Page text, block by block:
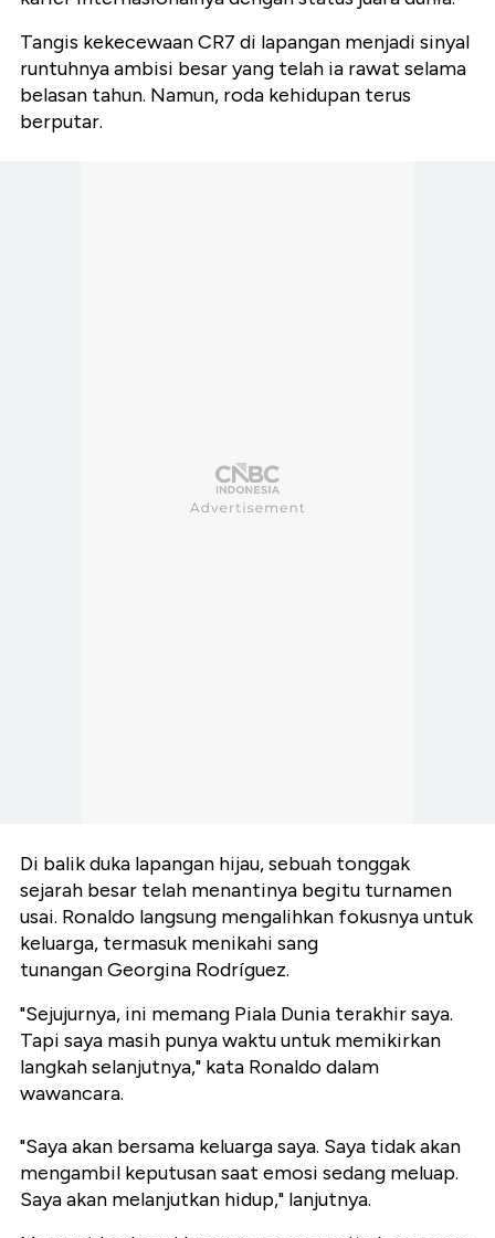
Tangis kekecewaan CR7 di lapangan menjadi sinyal
runtuhnya ambisi besar yang telah ia rawat selama
belasan tahun. Namun, roda kehidupan terus
berputar.
Di balik duka lapangan hijau, sebuah tonggak
sejarah besar telah menantinya begitu turnamen
usai. Ronaldo langsung mengalihkan fokusnya untuk
keluarga, termasuk menikahi sang
tunanganGeorgina Rodríguez.
"Sejujurnya, ini memang Piala Dunia terakhir saya.
Tapi saya masih punya waktu untuk memikirkan
langkah selanjutnya," kata Ronaldo dalam
wawancara.
"Saya akan bersama keluarga saya. Saya tidak akan
mengambil keputusan saat emosi sedang meluap.
Saya akan melanjutkan hidup," lanjutnya.